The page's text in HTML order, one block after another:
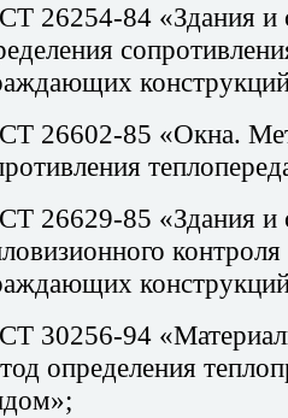
26254-84 «Здания
26602-85 «Окна.
26629-85 «Здания и
контроля
30256-94
определения